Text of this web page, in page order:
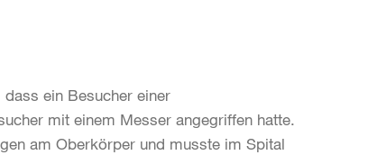
ein Besucher einer
mit einem Messer angegriffen hatte.
am Oberkörper und musste im Spital